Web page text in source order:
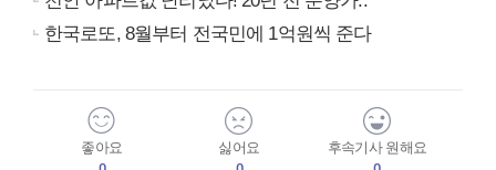
한국로또, 8월부터 전국민에 1억원씩 준다
좋아요
싫어요
후속기사 원해요